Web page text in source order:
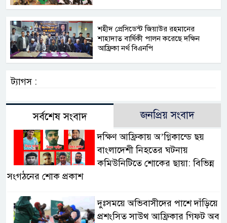
শহীদ প্রেসিডেন্ট জিয়াউর রহমানের
শাহাদাত বার্ষিকী পালন করেছে দক্ষিন
আফ্রিকা নর্থ বিএনপি
ট্যাগস :
সর্বশেষ সংবাদ জনপ্রিয় সংবাদ
দক্ষিণ আফ্রিকায় অ’গ্নিকান্ডে ছয়
বাংলাদেশী নিহতের ঘটনায়
কমিউনিটিতে শোকের ছায়া: বিভিন্ন
সংগঠনের শোক প্রকাশ
দুঃসময়ে অভিবাসীদের পাশে দাঁড়িয়ে
প্রশংসিত সাউথ আফ্রিকার গিফট অব